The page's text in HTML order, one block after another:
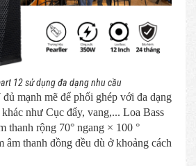
12 sử dụng đa dạng nhu cầu
mạnh mẽ để phối ghép với đa dạng
như Cục đẩy, vang,... Loa Bass
thanh rộng 70° ngang × 100 °
âm thanh đồng đều dù ở khoảng cách